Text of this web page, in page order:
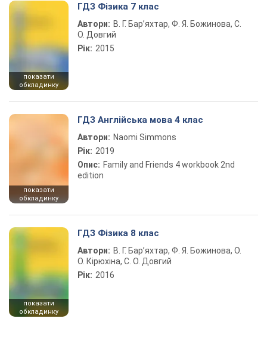
показати
обкладинку
ГДЗ Фізика 7 клас
Автори: В. Г. Бар’яхтар, Ф. Я. Божинова, С.
О. Довгий
Рік: 2015
показати
обкладинку
ГДЗ Англійська мова 4 клас
Автори: Naomi Simmons
Рік: 2019
Опис: Family and Friends 4 workbook 2nd
edition
показати
обкладинку
ГДЗ Фізика 8 клас
Автори: В. Г. Бар’яхтар, Ф. Я. Божинова, О.
О. Кірюхіна, С. О. Довгий
Рік: 2016